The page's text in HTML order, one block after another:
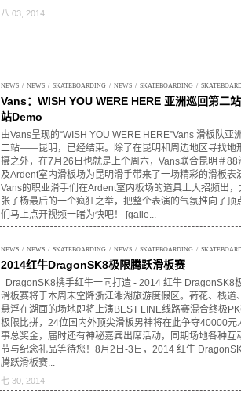
八 03, 2014
NEWS / NEWS / SKATEBOARDING / NEWS / SKATEBOARDING /
Vans：WISH YOU WERE HERE 亚洲巡回第二
站Demo
由Vans呈现的“WISH YOU WERE HERE”Vans 滑板队亚
二站——昆明，已经结束。除了在昆明和周边地区寻找地
摄之外，在7月26日也就是上个周六，Vans联合昆明＃88
及Ardent室内滑板场为昆明滑手带来了一场精彩的滑板表
Vans的职业滑手们在Ardent室内板场的道具上大招频出，
张子杨最后的一个疯狂之举，把整个表演的气氛推向了顶
们马上点开视频一睹为快吧！ [galle...
NEWS / NEWS / SKATEBOARDING / NEWS / SKATEBOARDING /
2014红牛DragonSK8极限腾跃滑板赛
DragonSK8携手红牛一同打造 - 2014 红牛 DragonSK8
滑板赛将于本周末空降浙江湘湖旅游度假区。荷花、栈道
悬浮在湖面的场地即将上演BEST LINE线路赛混合终极
极限比拼，24位国内外顶尖滑板男神将在此争夺40000元
事总奖金，届时还有神秘嘉宾出席活动，同期场地各种互
节与纪念礼品等待您！8月2日-3日，2014 红牛
腾跃滑板赛...
七 30, 2014